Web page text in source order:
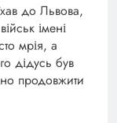
до Львова,
імені
мрія, а
дідусь був
продовжити